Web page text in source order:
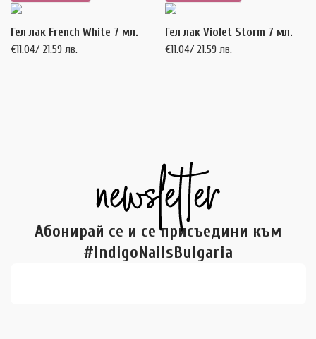
Гел лак French White 7 мл.
€11.04/ 21.59 лв.
Гел лак Violet Storm 7 мл.
€11.04/ 21.59 лв.
Абонирай се и се присъедини към
#IndigoNailsBulgaria